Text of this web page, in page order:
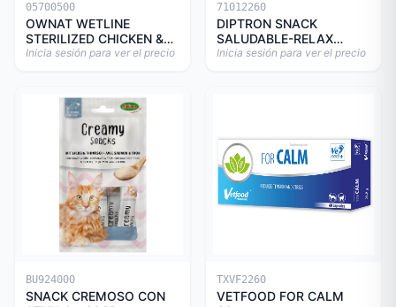
05700500
OWNAT WETLINE
STERILIZED CHICKEN &
TURKEY CAT 85gr
Inicia sesión para ver el precio
71012260
DIPTRON SNACK
SALUDABLE-RELAX
150GR
Inicia sesión para ver el precio
BU924000
SNACK CREMOSO CON
TXVF2260
VETFOOD FOR CALM